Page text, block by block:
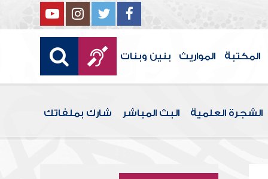
المكتبة المواريث بنين وبنات
الشجرة العلمية البث المباشر شارك بملفاتك